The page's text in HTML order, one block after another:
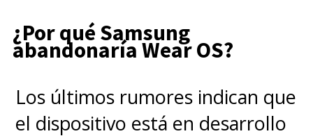
¿Por qué Samsung
abandonaría Wear OS?
Los últimos rumores indican que
el dispositivo está en desarrollo